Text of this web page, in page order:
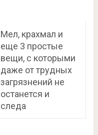
Мел, крахмал и
еще 3 простые
вещи, с которыми
даже от трудных
загрязнений не
останется и
следа